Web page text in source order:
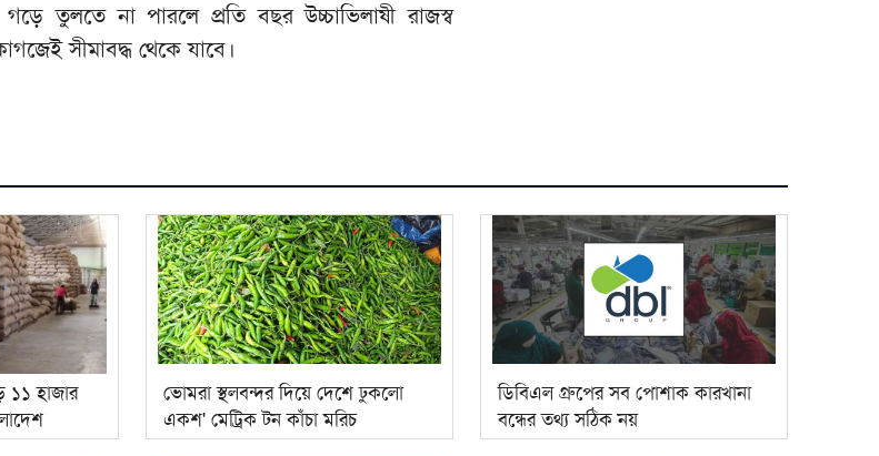
তুলতে না পারলে প্রতি বছর উচ্চাভিলাষী রাজস্ব
সীমাবদ্ধ থেকে যাবে।
১১ হাজার
ভোমরা স্থলবন্দর দিয়ে দেশে ঢুকলো
একশ' মেট্রিক টন কাঁচা মরিচ
ডিবিএল গ্রুপের সব পোশাক কারখানা
বন্ধের তথ্য সঠিক নয়